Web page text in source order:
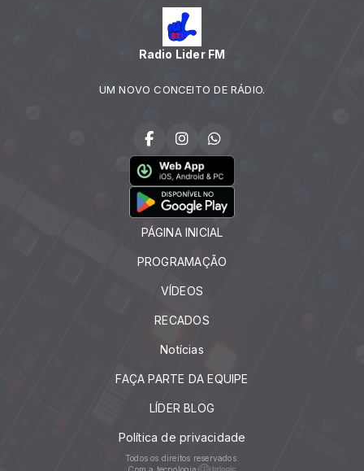
Radio Lider FM
UM NOVO CONCEITO DE RÁDIO.
PÁGINA INICIAL
PROGRAMAÇÃO
VÍDEOS
RECADOS
Notícias
FAÇA PARTE DA EQUIPE
LÍDER BLOG
Política de privacidade
Todos os direitos reservados.